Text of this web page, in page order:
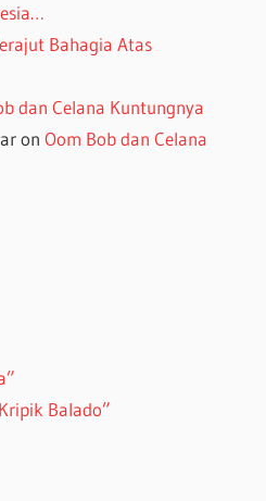
Bahagia Atas
dan Celana Kuntungnya
onOom Bob dan Celana
Balado”